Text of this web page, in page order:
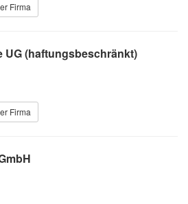
Firma
UG (haftungsbeschränkt)
Firma